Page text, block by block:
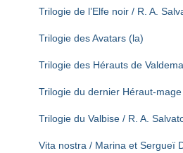
Trilogie de l’Elfe noir / R. A.
Trilogie des Avatars (la)
Trilogie des Hérauts de
Trilogie du dernier Héraut-
Trilogie du Valbise / R. A.
Vita nostra / Marina et Sergueï